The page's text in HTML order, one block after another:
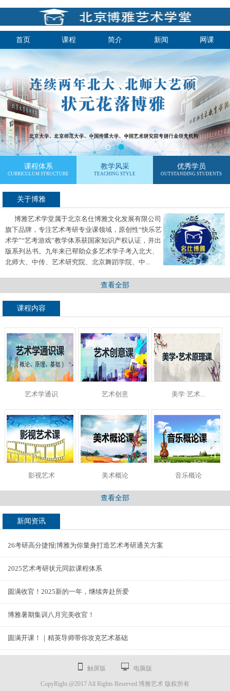
首页 课程 简介 新闻 网课
课程体系
CURRICULUM STRUCTURE
教学风采
TEACHING STYLE
优秀学员
OUTSTANDING STUDENTS
关于博雅
博雅艺术学堂属于北京名仕博雅文化发展有限公司
旗下品牌，专注艺术考研专业课领域，原创性“快乐艺
术学”“艺考游戏”教学体系获国家知识产权认证，并出
版系列丛书。九年来已帮助众多艺术学子考入北大、
北师大、中传、艺术研究院、北京舞蹈学院、中...
查看全部
课程内容
艺术学通识 艺术创意 美学·艺术...
影视艺术 美术概论 音乐概论
查看全部
新闻资讯
26考研高分捷报|博雅为你量身打造艺术考研通关方案
2025艺术考研状元同款课程体系
圆满收官！2025新的一年，继续奔赴所爱
博雅暑期集训八月完美收官！
圆满开课！｜精英导师带你攻克艺术基础
触屏版 电脑版
CopyRight @2017 All Rights Reserved.博雅艺术 版权所有